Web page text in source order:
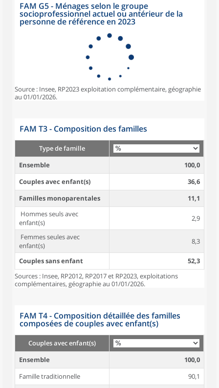
FAM G5 - Ménages selon le groupe
socioprofessionnel actuel ou antérieur de la
personne de référence en 2023
Source : Insee, RP2023 exploitation complémentaire, géographie
au 01/01/2026.
FAM T3 - Composition des familles
Type de famille
Ensemble
100,0
Couples avec enfant(s)
36,6
Familles monoparentales
11,1
Hommes seuls avec
enfant(s)
2,9
Femmes seules avec
enfant(s)
8,3
Couples sans enfant
52,3
Sources : Insee, RP2012, RP2017 et RP2023, exploitations
complémentaires, géographie au 01/01/2026.
FAM T4 - Composition détaillée des familles
composées de couples avec enfant(s)
Couples avec enfant(s)
Ensemble
100,0
Famille traditionnelle
90,1